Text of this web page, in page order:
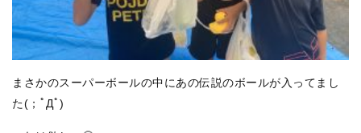
まさかのスーパーボールの中にあの伝説のボールが入ってまし
た(；ﾟДﾟ)